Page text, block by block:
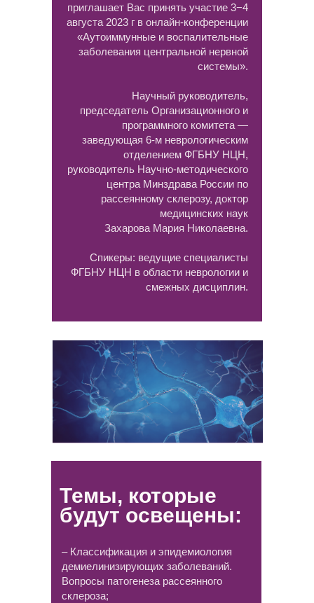
Темы, которые
будут освещены:
приглашает Вас принять участие 3−4
августа 2023 г в онлайн-конференции
«Аутоиммунные и воспалительные
заболевания центральной нервной
системы».
Научный руководитель,
председатель Организационного и
программного комитета —
заведующая 6-м неврологическим
отделением ФГБНУ НЦН,
руководитель Научно-методического
центра Минздрава России по
рассеянному склерозу, доктор
медицинских наук
Захарова Мария Николаевна.
Спикеры: ведущие специалисты
ФГБНУ НЦН в области неврологии и
смежных дисциплин.
– Классификация и эпидемиология
демиелинизирующих заболеваний.
Вопросы патогенеза рассеянного
склероза;